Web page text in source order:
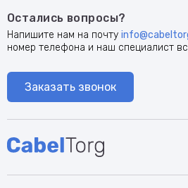
Остались вопросы?
Напишите нам на почту
номер телефона и наш специалист
Заказать звонок